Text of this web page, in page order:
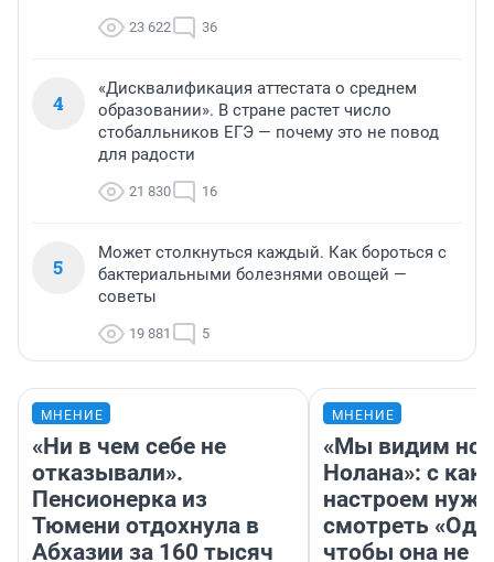
23 622 36
4
«Дисквалификация аттестата о среднем
образовании». В стране растет число
стобалльников ЕГЭ — почему это не повод
для радости
21 830 16
5
Может столкнуться каждый. Как бороться с
бактериальными болезнями овощей —
советы
19 881 5
МНЕНИЕ
«Ни в чем себе не
отказывали».
Пенсионерка из
Тюмени отдохнула в
Абхазии за 160 тысяч
МНЕНИЕ
«Мы видим
Нолана»: с
настроем
смотреть
чтобы она не